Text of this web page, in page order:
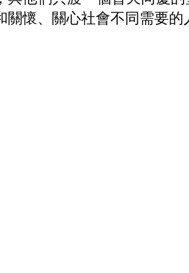
關懷、關心社會不同需要的